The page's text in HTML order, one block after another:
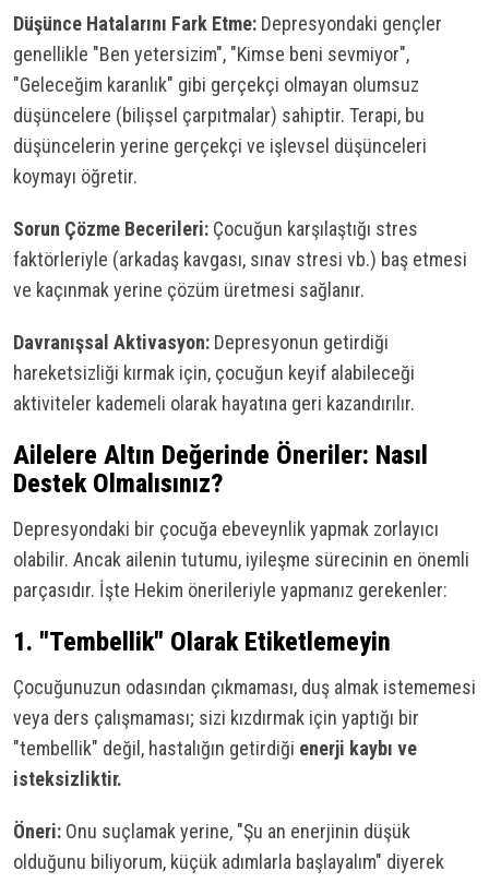
Düşünce Hatalarını Fark Etme: Depresyondaki gençler
genellikle "Ben yetersizim", "Kimse beni sevmiyor",
"Geleceğim karanlık" gibi gerçekçi olmayan olumsuz
düşüncelere (bilişsel çarpıtmalar) sahiptir. Terapi, bu
düşüncelerin yerine gerçekçi ve işlevsel düşünceleri
koymayı öğretir.
Sorun Çözme Becerileri: Çocuğun karşılaştığı stres
faktörleriyle (arkadaş kavgası, sınav stresi vb.) baş etmesi
ve kaçınmak yerine çözüm üretmesi sağlanır.
Davranışsal Aktivasyon: Depresyonun getirdiği
hareketsizliği kırmak için, çocuğun keyif alabileceği
aktiviteler kademeli olarak hayatına geri kazandırılır.
Ailelere Altın Değerinde Öneriler: Nasıl
Destek Olmalısınız?
Depresyondaki bir çocuğa ebeveynlik yapmak zorlayıcı
olabilir. Ancak ailenin tutumu, iyileşme sürecinin en önemli
parçasıdır. İşte Hekim önerileriyle yapmanız gerekenler:
1. "Tembellik" Olarak Etiketlemeyin
Çocuğunuzun odasından çıkmaması, duş almak istememesi
veya ders çalışmaması; sizi kızdırmak için yaptığı bir
"tembellik" değil, hastalığın getirdiği enerji kaybı ve
isteksizliktir.
Öneri: Onu suçlamak yerine, "Şu an enerjinin düşük
olduğunu biliyorum, küçük adımlarla başlayalım" diyerek